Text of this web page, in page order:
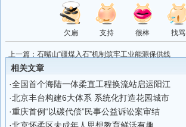
欠扁 支持 很棒 找骂
上一篇： 石嘴山“疆煤入石”机制筑牢工业能源保供线
相关文章
·全国首个海陆一体柔直工程换流站启运阳江
·北京丰台构建6大体系 系统化打造花园城市
·重庆首例“以碳代偿”民事公益诉讼案审结